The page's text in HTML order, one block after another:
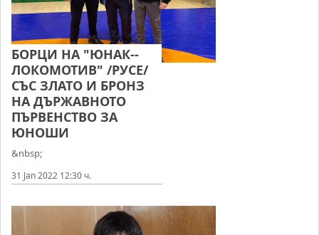
БОРЦИ НА "ЮНАК--
ЛОКОМОТИВ" /РУСЕ/
СЪС ЗЛАТО И БРОНЗ
НА ДЪРЖАВНОТО
ПЪРВЕНСТВО ЗА
ЮНОШИ
&nbsp;
31 Jan 2022 12:30 ч.